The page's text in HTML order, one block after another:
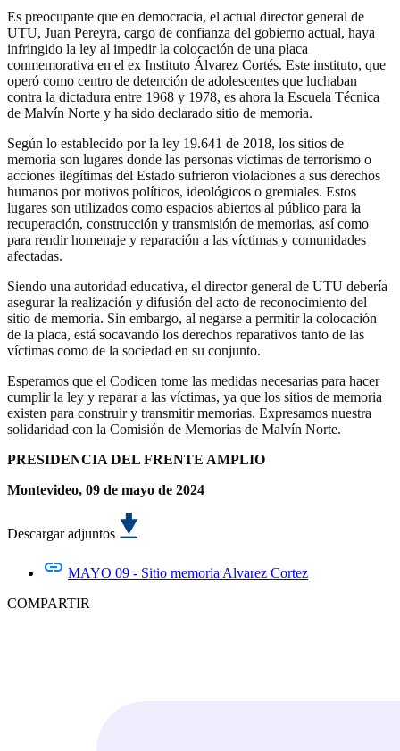
Es preocupante que en democracia, el actual director general de
UTU, Juan Pereyra, cargo de confianza del gobierno actual, haya
infringido la ley al impedir la colocación de una placa
conmemorativa en el ex Instituto Álvarez Cortés. Este instituto, que
operó como centro de detención de adolescentes que luchaban
contra la dictadura entre 1968 y 1978, es ahora la Escuela Técnica
de Malvín Norte y ha sido declarado sitio de memoria.
Según lo establecido por la ley 19.641 de 2018, los sitios de
memoria son lugares donde las personas víctimas de terrorismo o
acciones ilegítimas del Estado sufrieron violaciones a sus derechos
humanos por motivos políticos, ideológicos o gremiales. Estos
lugares son utilizados como espacios abiertos al público para la
recuperación, construcción y transmisión de memorias, así como
para rendir homenaje y reparación a las víctimas y comunidades
afectadas.
Siendo una autoridad educativa, el director general de UTU debería
asegurar la realización y difusión del acto de reconocimiento del
sitio de memoria. Sin embargo, al negarse a permitir la colocación
de la placa, está socavando los derechos reparativos tanto de las
víctimas como de la sociedad en su conjunto.
Esperamos que el Codicen tome las medidas necesarias para hacer
cumplir la ley y reparar a las víctimas, ya que los sitios de memoria
existen para construir y transmitir memorias. Expresamos nuestra
solidaridad con la Comisión de Memorias de Malvín Norte.
PRESIDENCIA DEL FRENTE AMPLIO
Montevideo, 09 de mayo de 2024
Descargar adjuntos
MAYO 09 - Sitio memoria Alvarez Cortez
COMPARTIR